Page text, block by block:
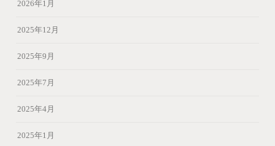
2026年1月
2025年12月
2025年9月
2025年7月
2025年4月
2025年1月